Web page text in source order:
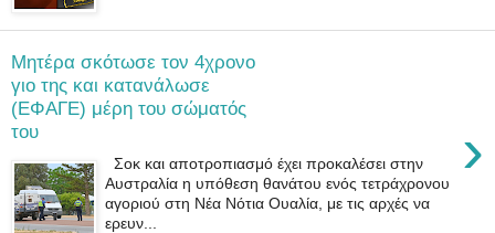
Μητέρα σκότωσε τον 4χρονο
γιο της και κατανάλωσε
(EΦΑΓΕ) μέρη του σώματός
του
›
Σοκ και αποτροπιασμό έχει προκαλέσει στην
Αυστραλία η υπόθεση θανάτου ενός τετράχρονου
αγοριού στη Νέα Νότια Ουαλία, με τις αρχές να
ερευν...